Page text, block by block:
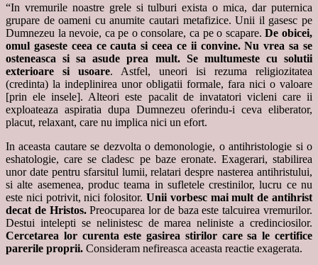
“In vremurile noastre grele si tulburi exista o mica, dar puternica
grupare de oameni cu anumite cautari metafizice. Unii il gasesc pe
Dumnezeu la nevoie, ca pe o consolare, ca pe o scapare. De obicei,
omul gaseste ceea ce cauta si ceea ce ii convine. Nu vrea sa se
osteneasca si sa asude prea mult. Se multumeste cu solutii
exterioare si usoare. Astfel, uneori isi rezuma religiozitatea
(credinta) la indeplinirea unor obligatii formale, fara nici o valoare
[prin ele insele]. Alteori este pacalit de invatatori vicleni care ii
exploateaza aspiratia dupa Dumnezeu oferindu-i ceva eliberator,
placut, relaxant, care nu implica nici un efort.
In aceasta cautare se dezvolta o demonologie, o antihristologie si o
eshatologie, care se cladesc pe baze eronate. Exagerari, stabilirea
unor date pentru sfarsitul lumii, relatari despre nasterea antihristului,
si alte asemenea, produc teama in sufletele crestinilor, lucru ce nu
este nici potrivit, nici folositor. Unii vorbesc mai mult de antihrist
decat de Hristos.Preocuparea lor de baza este talcuirea vremurilor.
Destui intelepti se nelinistesc de marea neliniste a credinciosilor.
Cercetarea lor curenta este gasirea stirilor care sa le certifice
parerile proprii. Consideram nefireasca aceasta reactie exagerata.